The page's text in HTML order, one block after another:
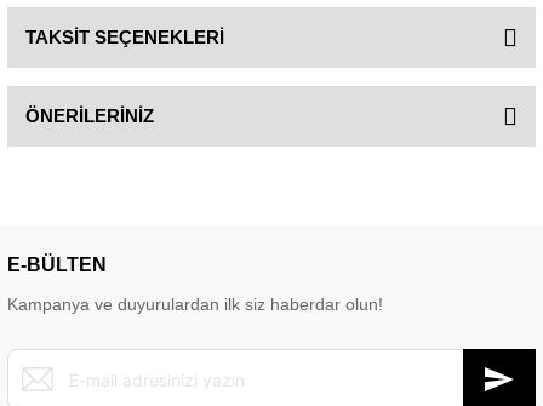
TAKSİT SEÇENEKLERİ
ÖNERİLERİNİZ
E-BÜLTEN
Kampanya ve duyurulardan ilk siz haberdar olun!